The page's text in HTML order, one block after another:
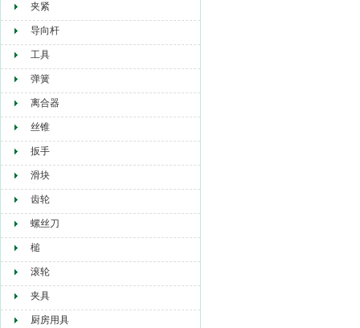
夹紧
导向杆
工具
弹簧
离合器
丝锥
扳手
滑块
齿轮
螺丝刀
槌
滚轮
夹具
厨房用具